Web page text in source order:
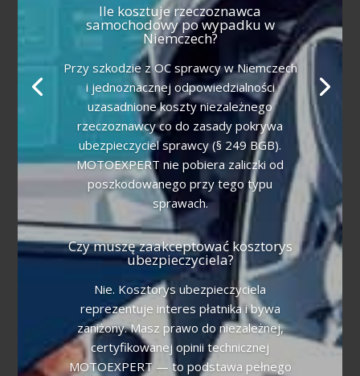
Ile kosztuje rzeczoznawca
samochodowy po wypadku w
Niemczech?
Przy szkodzie z OC sprawcy w Niemczech
i jednoznacznej odpowiedzialności
uzasadnione koszty niezależnego
rzeczoznawcy co do zasady pokrywa
ubezpieczyciel sprawcy (§ 249 BGB).
MOTOEXPERT nie pobiera zaliczki od
poszkodowanego przy tego typu
sprawach.
Czy muszę zaakceptować kosztorys
ubezpieczyciela?
Nie. Kosztorys ubezpieczyciela
reprezentuje interes płatnika i bywa
zaniżony. Masz prawo do niezależnej,
certyfikowanej opinii technicznej
MOTOEXPERT — to podstawa pełnego